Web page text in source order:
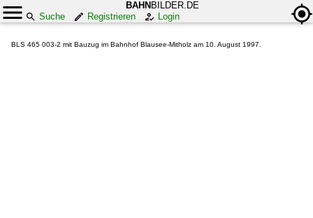
BAHN BILDER.DE
Suche
Registrieren Login
BLS 465 003-2 mit Bauzug im Bahnhof Blausee-Mitholz am 10. August 1997.